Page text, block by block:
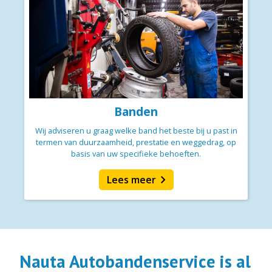
Banden
Wij adviseren u graag welke band het beste bij u past in
termen van duurzaamheid, prestatie en weggedrag, op
basis van uw specifieke behoeften.
Lees meerchevron_right
Nauta Autobandenservice is al